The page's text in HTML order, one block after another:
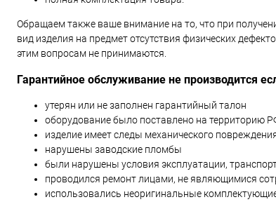
Обращаем также ваше внимание на то, что при
вид изделия на предмет отсутствия физических
этим вопросам не принимаются.
Гарантийное обслуживание не производится
утерян или не заполнен гарантийный талон
оборудование было поставлено на территорию
изделие имеет следы механического
нарушены заводские пломбы
были нарушены условия эксплуатации,
проводился ремонт лицами, не являющимися
использовались неоригинальные